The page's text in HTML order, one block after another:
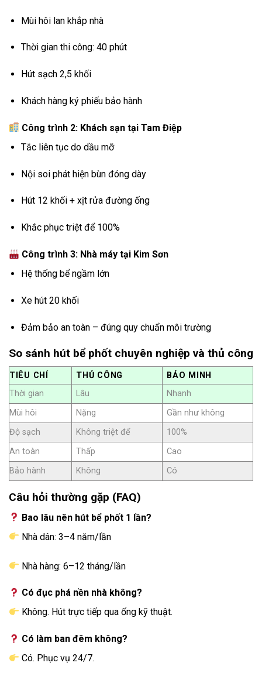
Mùi hôi lan khắp nhà
Thời gian thi công: 40 phút
Hút sạch 2,5 khối
Khách hàng ký phiếu bảo hành
Công trình 2: Khách sạn tại Tam Điệp
Tắc liên tục do dầu mỡ
Nội soi phát hiện bùn đóng dày
Hút 12 khối + xịt rửa đường ống
Khắc phục triệt để 100%
Công trình 3: Nhà máy tại Kim Sơn
Hệ thống bể ngầm lớn
Xe hút 20 khối
Đảm bảo an toàn – đúng quy chuẩn môi trường
So sánh hút bể phốt chuyên nghiệp và thủ công
TIÊU CHÍ THỦ CÔNG
BẢO MINH
Thời gian
Lâu
Nhanh
Mùi hôi
Nặng
Gần như không
Độ sạch
Không triệt để
100%
An toàn
Thấp
Cao
Bảo hành
Không Có
Câu hỏi thường gặp (FAQ)
Bao lâu nên hút bể phốt 1 lần?
Nhà dân: 3–4 năm/lần
Nhà hàng: 6–12 tháng/lần
Có đục phá nền nhà không?
Không. Hút trực tiếp qua ống kỹ thuật.
Có làm ban đêm không?
Có. Phục vụ 24/7.